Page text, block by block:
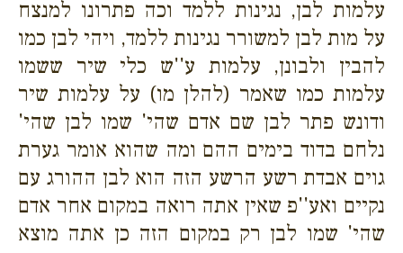
עלמות לבן, נגינות ללמד וכה פתרונו למנצח
על מות לבן למשורר נגינות ללמד, ויהי לבן כמו
להבין ולבונן, עלמות ע''ש כלי שיר ששמו
עלמות כמו שאמר (להלן מו) על עלמות שיר
ודונש פתר לבן שם אדם שהי' שמו לבן שהי'
נלחם בדוד בימים ההם ומה שהוא אומר גערת
גוים אבדת רשע הרשע הזה הוא לבן ההורג עם
נקיים ואע''פ שאין אתה רואה במקום אחר אדם
שהי' שמו לבן רק במקום הזה כן אתה מוצא